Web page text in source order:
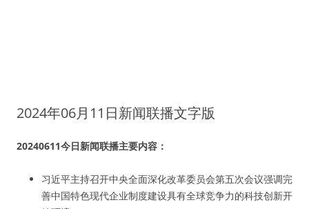
2024年06月11日新闻联播文字版
20240611今日新闻联播主要内容：
习近平主持召开中央全面深化改革委员会第五次会议强调完
善中国特色现代企业制度建设具有全球竞争力的科技创新开